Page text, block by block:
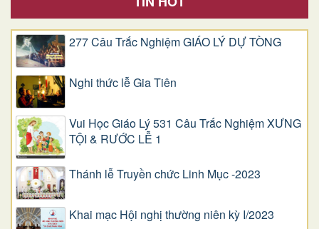
277 Câu Trắc Nghiệm GIÁO LÝ DỰ TÒNG
Nghi thức lễ Gia Tiên
Vui Học Giáo Lý 531 Câu Trắc Nghiệm XƯNG
TỘI & RƯỚC LỄ 1
Thánh lễ Truyền chức Linh Mục -2023
Khai mạc Hội nghị thường niên kỳ I/2023